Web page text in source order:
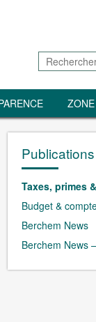
Rechercher
Publications
Taxes, primes
Budget &
Berchem News
Berchem News